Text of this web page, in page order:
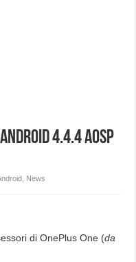
4.4.4 AOSP
News
di OnePlus One (da